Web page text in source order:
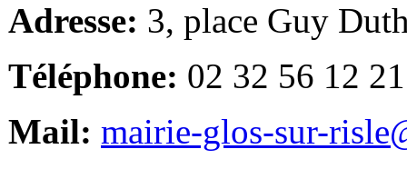
Adresse: 3, place Guy
Téléphone: 02 32 56 12 21
Mail: mairie-glos-sur-